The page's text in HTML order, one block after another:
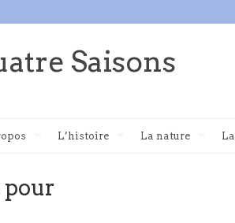
Saisons
L’histoire La nature